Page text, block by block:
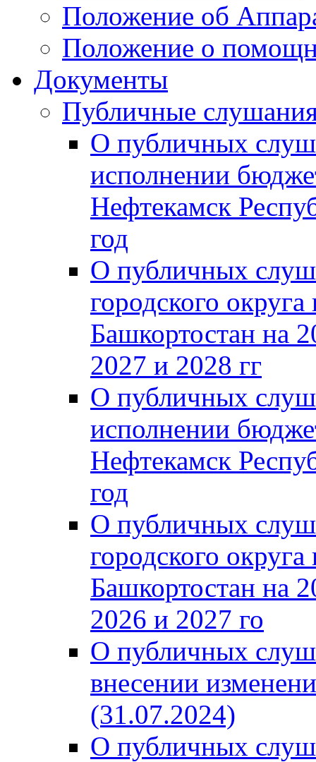
Положение об
Положение о
Документы
Публичные
О публичных
исполнении
Нефтекамск
год
О публичных
городского
Башкортостан на
2027 и 2028 гг
О публичных
исполнении
Нефтекамск
год
О публичных
городского
Башкортостан на
2026 и 2027 го
О публичных
внесении
(31.07.2024)
О публичных